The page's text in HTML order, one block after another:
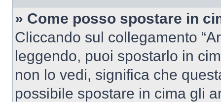
» Come posso spostare in
Cliccando sul collegamento
leggendo, puoi spostarlo in
non lo vedi, significa che
possibile spostare in cima gli